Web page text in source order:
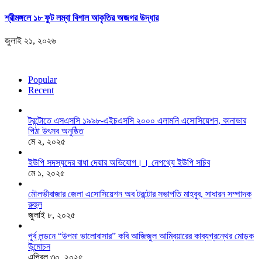
শ্রীমঙ্গলে ১৮ ফুট লম্বা বিশাল আকৃতির অজগর উদ্ধার
জুলাই ২১, ২০২৬
Popular
Recent
টরন্টোতে এসএসসি ১৯৯৮-এইচএসসি ২০০০ এলামনি এসোসিয়েশন, কানাডার
পিঠা উৎসব অনুষ্ঠিত
মে ২, ২০২৫
ইউপি সদস্যদের বাধা দেয়ার অভিযোগ।। নেপথ্যে ইউপি সচিব
মে ১, ২০২৫
মৌলভীবাজার জেলা এসোসিয়েশন অব টরন্টোর সভাপতি মাহবুব, সাধারন সম্পাদক
রুহুল
জুলাই ৮, ২০২৫
পূর্ব লন্ডনে “উপমা ভালোবাসার” কবি আজিজুল আম্বিয়ারের কাব্যগ্রন্থের মোড়ক
উন্মোচন